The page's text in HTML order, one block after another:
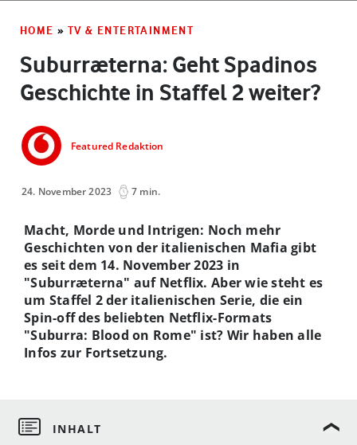
HOME » TV & ENTERTAINMENT
Suburræterna: Geht Spadinos
Geschichte in Staffel 2 weiter?
Featured Redaktion
24. November 2023 7 min.
Macht, Morde und Intrigen: Noch mehr
Geschichten von der italienischen Mafia gibt
es seit dem 14. November 2023 in
"Suburræterna" auf Netflix. Aber wie steht es
um Staffel 2 der italienischen Serie, die ein
Spin-off des beliebten Netflix-Formats
"Suburra: Blood on Rome" ist? Wir haben alle
Infos zur Fortsetzung.